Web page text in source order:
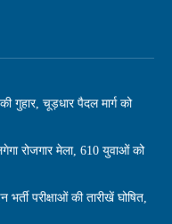
गुहार, चूड़धार पैदल मार्ग को
रोजगार मेला, 610 युवाओं को
परीक्षाओं की तारीखें घोषित,